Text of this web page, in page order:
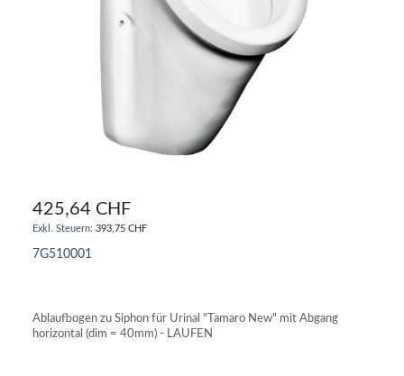
425,64 CHF
393,75 CHF
7G510001
Ablaufbogen zu Siphon für Urinal "Tamaro New" mit Abgang
horizontal (dim = 40mm) - LAUFEN